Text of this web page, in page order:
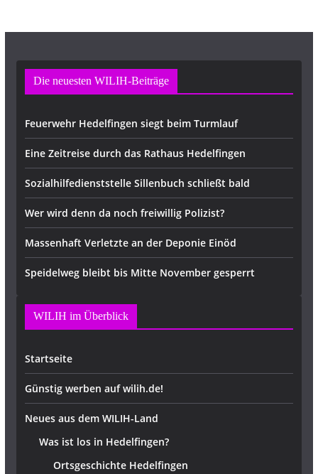
Die neuesten WILIH-Beiträge
Feuerwehr Hedelfingen siegt beim Turmlauf
Eine Zeitreise durch das Rathaus Hedelfingen
Sozialhilfedienststelle Sillenbuch schließt bald
Wer wird denn da noch freiwillig Polizist?
Massenhaft Verletzte an der Deponie Einöd
Speidelweg bleibt bis Mitte November gesperrt
WILIH im Überblick
Startseite
Günstig werben auf wilih.de!
Neues aus dem WILIH-Land
Was ist los in Hedelfingen?
Ortsgeschichte Hedelfingen